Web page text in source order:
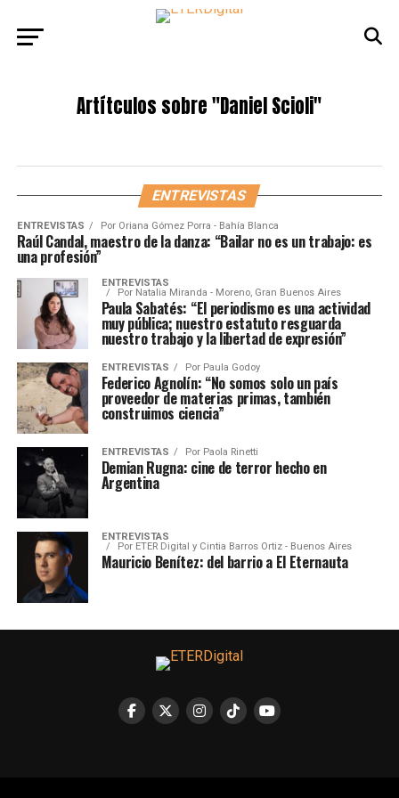
Artítculos sobre"Daniel Scioli"
ENTREVISTAS
ENTREVISTAS Por Oriana Gómez Porra - Bahía Blanca
Raúl Candal, maestro de la danza: “Bailar no es un trabajo: es
una profesión”
ENTREVISTAS
Por Natalia Miranda - Moreno, Gran Buenos Aires
Paula Sabatés: “El periodismo es una actividad
muy pública; nuestro estatuto resguarda
nuestro trabajo y la libertad de expresión”
ENTREVISTAS Por Paula Godoy
Federico Agnolín: “No somos solo un país
proveedor de materias primas, también
construimos ciencia”
ENTREVISTAS Por Paola Rinetti
Demian Rugna: cine de terror hecho en
Argentina
ENTREVISTAS
Por ETER Digital y Cintia Barros Ortiz - Buenos Aires
Mauricio Benítez: del barrio a El Eternauta